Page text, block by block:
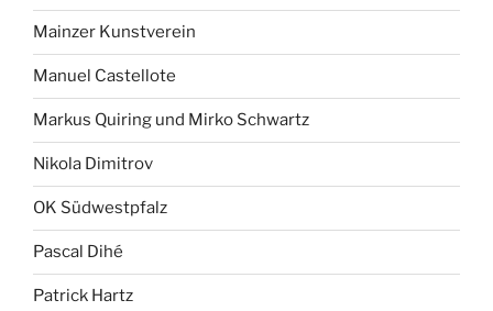
Mainzer Kunstverein
Manuel Castellote
Markus Quiring und Mirko Schwartz
Nikola Dimitrov
OK Südwestpfalz
Pascal Dihé
Patrick Hartz